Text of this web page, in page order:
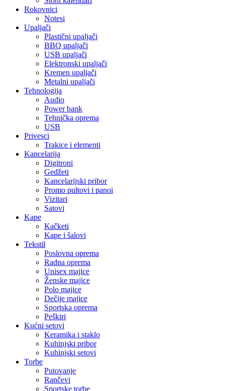
Rokovnici
Notesi
Upaljači
Plastični upaljači
BBQ upaljači
USB upaljači
Elektronski upaljači
Kremen upaljači
Metalni upaljači
Tehnologija
Audio
Power bank
Tehnička oprema
USB
Privesci
Trakice i elementi
Kancelarija
Digitroni
Gedžeti
Kancelarijski pribor
Promo pultovi i panoi
Vizitari
Satovi
Kape
Kačketi
Kape i šalovi
Tekstil
Poslovna oprema
Radna oprema
Unisex majice
Ženske majice
Polo majice
Dečije majice
Sportska oprema
Peškiri
Kućni setovi
Keramika i staklo
Kuhinjski pribor
Kuhinjski setovi
Torbe
Putovanje
Rančevi
Sportske torbe